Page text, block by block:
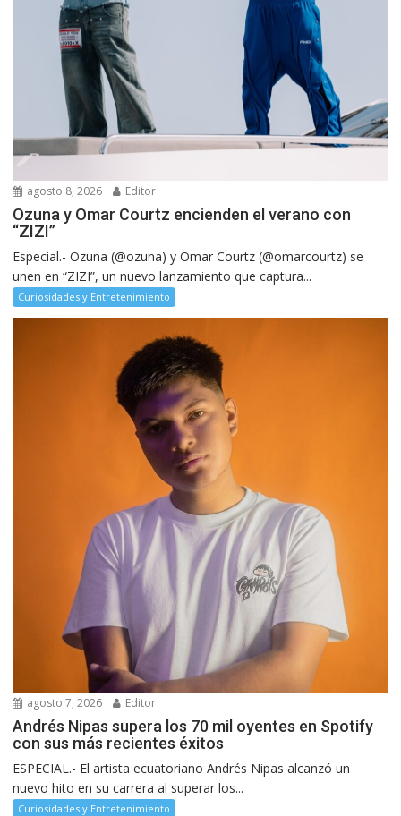
agosto 8, 2026 Editor
Ozuna y Omar Courtz encienden el verano con
“ZIZI”
Especial.- Ozuna (@ozuna) y Omar Courtz (@omarcourtz) se
unen en “ZIZI”, un nuevo lanzamiento que captura...
Curiosidades y Entretenimiento
agosto 7, 2026 Editor
Andrés Nipas supera los 70 mil oyentes en Spotify
con sus más recientes éxitos
ESPECIAL.- El artista ecuatoriano Andrés Nipas alcanzó un
nuevo hito en su carrera al superar los...
Curiosidades y Entretenimiento